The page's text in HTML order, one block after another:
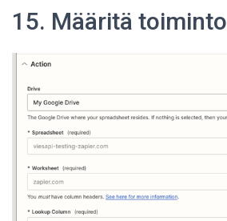
15. Määritä toiminto